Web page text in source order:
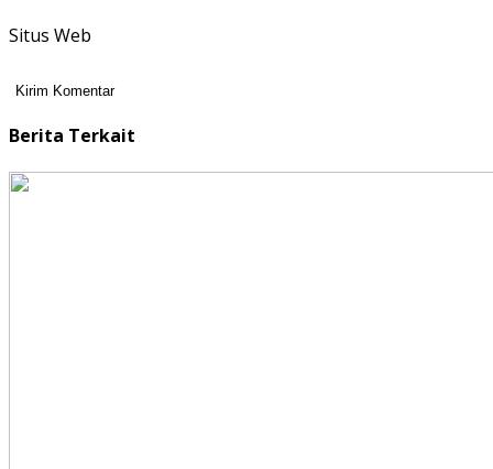
Situs Web
Berita Terkait